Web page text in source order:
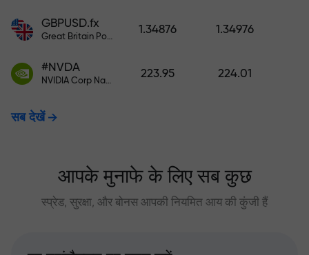
GBPUSD.fx
Great Britain Pound vs US Dollar
1.34876 1.34976
#NVDA
NVIDIA Corp Nasdaq Stock Exchange (Nasdaq) USD
223.95 224.01
सब देखें
आपके मुनाफे के लिए सब कुछ
स्प्रेड, सुरक्षा, और बोनस आपकी नियमित आय की कुंजी हैं